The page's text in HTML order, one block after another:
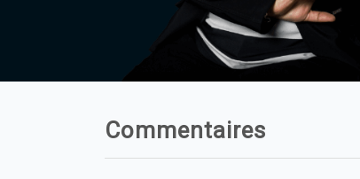
Commentaires